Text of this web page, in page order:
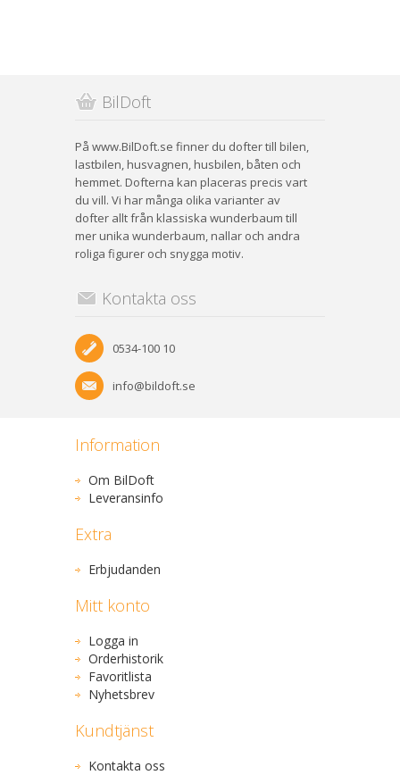
BilDoft
På www.BilDoft.se finner du dofter till bilen,
lastbilen, husvagnen, husbilen, båten och
hemmet. Dofterna kan placeras precis vart
du vill. Vi har många olika varianter av
dofter allt från klassiska wunderbaum till
mer unika wunderbaum, nallar och andra
roliga figurer och snygga motiv.
Kontakta oss
0534-100 10
info@bildoft.se
Information
Om BilDoft
Leveransinfo
Extra
Erbjudanden
Mitt konto
Logga in
Orderhistorik
Favoritlista
Nyhetsbrev
Kundtjänst
Kontakta oss